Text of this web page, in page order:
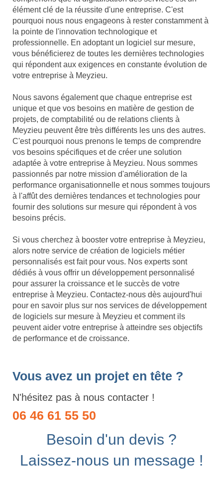
élément clé de la réussite d'une entreprise. C'est
pourquoi nous nous engageons à rester constamment à
la pointe de l'innovation technologique et
professionnelle. En adoptant un logiciel sur mesure,
vous bénéficierez de toutes les dernières technologies
qui répondent aux exigences en constante évolution de
votre entreprise à Meyzieu.
Nous savons également que chaque entreprise est
unique et que vos besoins en matière de gestion de
projets, de comptabilité ou de relations clients à
Meyzieu peuvent être très différents les uns des autres.
C'est pourquoi nous prenons le temps de comprendre
vos besoins spécifiques et de créer une solution
adaptée à votre entreprise à Meyzieu. Nous sommes
passionnés par notre mission d'amélioration de la
performance organisationnelle et nous sommes toujours
à l'affût des dernières tendances et technologies pour
fournir des solutions sur mesure qui répondent à vos
besoins précis.
Si vous cherchez à booster votre entreprise à Meyzieu,
alors notre service de création de logiciels métier
personnalisés est fait pour vous. Nos experts sont
dédiés à vous offrir un développement personnalisé
pour assurer la croissance et le succès de votre
entreprise à Meyzieu. Contactez-nous dès aujourd'hui
pour en savoir plus sur nos services de développement
de logiciels sur mesure à Meyzieu et comment ils
peuvent aider votre entreprise à atteindre ses objectifs
de performance et de croissance.
Vous avez un projet en tête ?
N'hésitez pas à nous contacter !
06 46 61 55 50
Besoin d'un devis ?
Laissez-nous un message !